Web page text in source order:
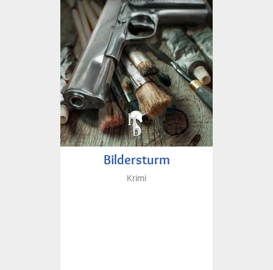
Bildersturm
Krimi